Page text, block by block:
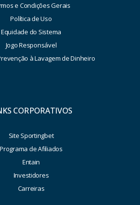
e Condições Gerais
Política de Uso
Equidade do Sistema
Jogo Responsável
à Lavagem de Dinheiro
CORPORATIVOS
Site Sportingbet
Programa de Afiliados
Entain
Investidores
Carreiras